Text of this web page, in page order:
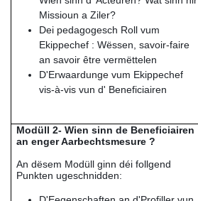
Missioun a Ziler?
Dei pedagogesch Roll vum
Ekippechef : Wëssen, savoir-faire
an savoir être vermëttelen
D'Erwaardunge vum Ekippechef
vis-à-vis vun d' Beneficiairen
Modüll 2- Wien sinn de Beneficiairen
an enger Aarbechtsmesure ?
An dësem Modüll ginn déi follgend
Punkten ugeschnidden: